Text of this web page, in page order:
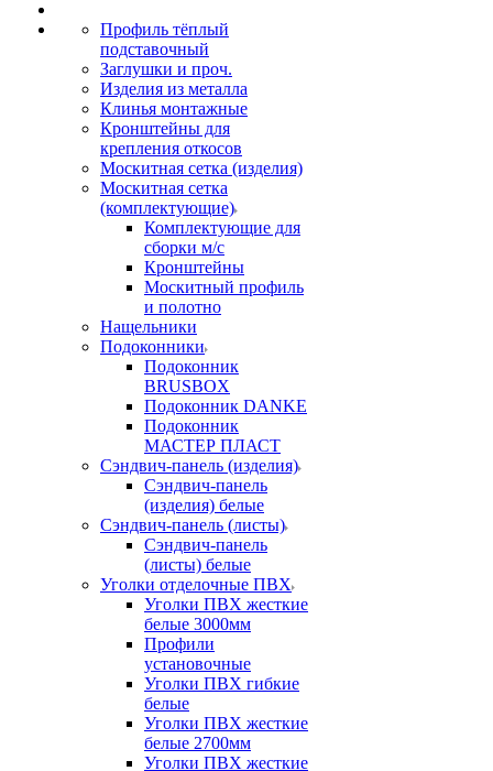
Профиль тёплый
подставочный
Заглушки и проч.
Изделия из металла
Клинья монтажные
Кронштейны для
крепления откосов
Москитная сетка (изделия)
Москитная сетка
(комплектующие)
Комплектующие для
сборки м/с
Кронштейны
Москитный профиль
и полотно
Нащельники
Подоконники
Подоконник
BRUSBOX
Подоконник DANKE
Подоконник
МАСТЕР ПЛАСТ
Сэндвич-панель (изделия)
Сэндвич-панель
(изделия) белые
Сэндвич-панель (листы)
Сэндвич-панель
(листы) белые
Уголки отделочные ПВХ
Уголки ПВХ жесткие
белые 3000мм
Профили
установочные
Уголки ПВХ гибкие
белые
Уголки ПВХ жесткие
белые 2700мм
Уголки ПВХ жесткие